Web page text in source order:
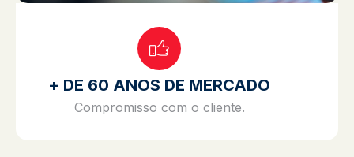
+ DE 60 ANOS DE MERCADO
Compromisso com o cliente.